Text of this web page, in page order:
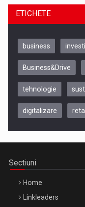
Be Inspired. Make it
ETICHETE
business
Business&Drive
tehnologie
digitalizare
Sectiuni
Home
Linkleaders